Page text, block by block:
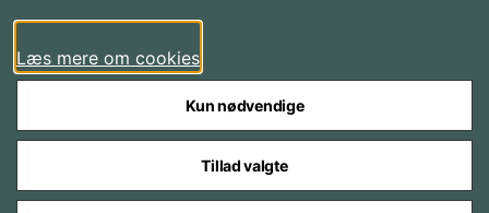
YouTube
Styrelser og myndigheder under Forsvarsministeriet
Læs mere om cookies
Kun nødvendige
Tillad valgte